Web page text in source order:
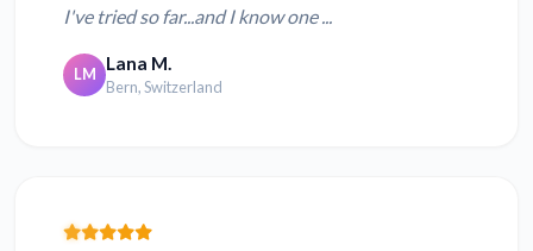
I've tried so far...and I know one ...
LM Lana M.
Bern, Switzerland